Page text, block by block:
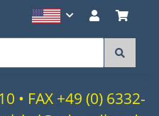
• FAX +49 (0) 6332-